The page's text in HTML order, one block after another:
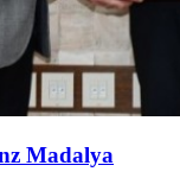
Madalya